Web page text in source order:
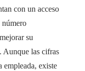
con un acceso
número
su
Aunque las cifras
empleada, existe